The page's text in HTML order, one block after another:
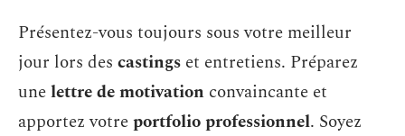
Présentez-vous toujours sous votre meilleur
jour lors des castings et entretiens. Préparez
unelettre de motivation convaincante et
apportez votreportfolio professionnel. Soyez